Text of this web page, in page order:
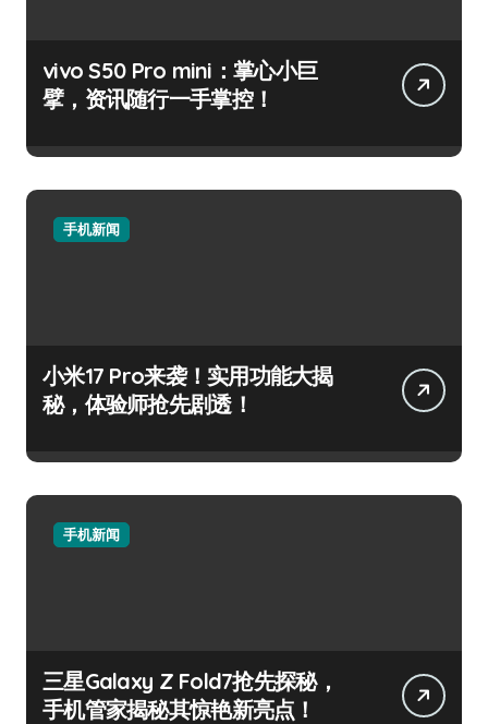
vivo S50 Pro mini：掌心小巨
擘，资讯随行一手掌控！
手机新闻
小米17 Pro来袭！实用功能大揭
秘，体验师抢先剧透！
手机新闻
三星Galaxy Z Fold7抢先探秘，
手机管家揭秘其惊艳新亮点！